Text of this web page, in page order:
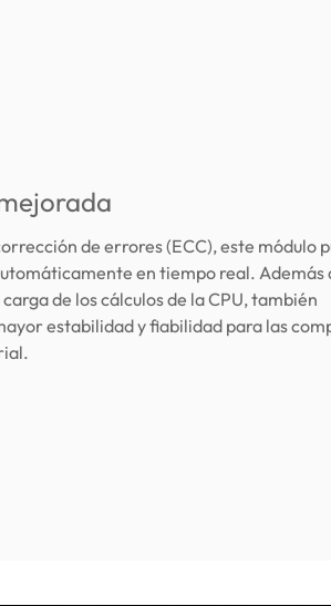
de errores (ECC), este módulo
en tiempo real. Además
de los cálculos de la CPU, también
estabilidad y fiabilidad para las